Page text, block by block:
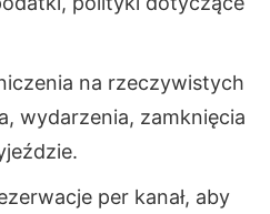
na rzeczywistych
wydarzenia, zamknięcia
per kanał, aby